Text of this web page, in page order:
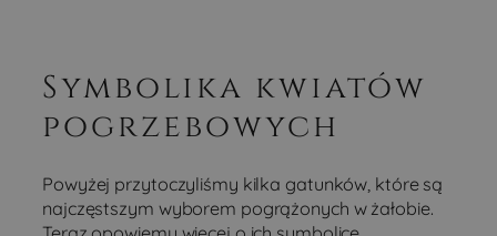
Symbolika kwiatów
pogrzebowych
Powyżej przytoczyliśmy kilka gatunków, które są
najczęstszym wyborem pogrążonych w żałobie.